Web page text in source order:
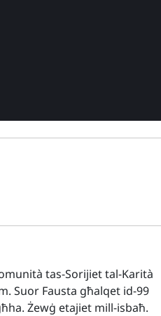
tas-Sorijiet tal-Karità
Suor Fausta għalqet id-99
Żewġ etajiet mill-isbaħ.